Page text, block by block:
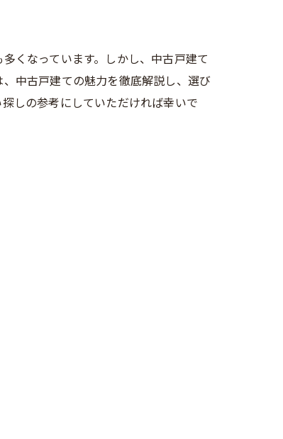
くなっています。しかし、中古戸建て
中古戸建ての魅力を徹底解説し、選び
しの参考にしていただければ幸いで